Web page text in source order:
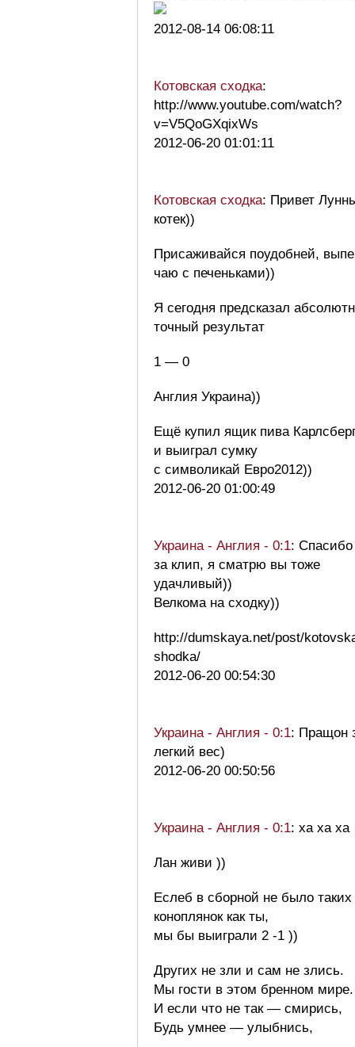
2012-08-14 06:08:11
Котовская сходка:
http://www.youtube.com/watch?
v=V5QoGXqixWs
2012-06-20 01:01:11
Котовская сходка: Привет
котек))
Присаживайся поудобней,
чаю с печеньками))
Я сегодня предсказал
точный результат
1 — 0
Англия Украина))
Ещё купил ящик пива
и выиграл сумку
с символикай Евро2012))
2012-06-20 01:00:49
Украина - Англия - 0:1: Спасибо
за клип, я сматрю вы тоже
удачливый))
Велкома на сходку))
http://dumskaya.net/post/
shodka/
2012-06-20 00:54:30
Украина - Англия - 0:1: Пращон
легкий вес)
2012-06-20 00:50:56
Украина - Англия - 0:1: ха ха ха
Лан живи ))
Еслеб в сборной не было таких
коноплянок как ты,
мы бы выиграли 2 -1 ))
Других не зли и сам не злись.
Мы гости в этом бренном мире.
И если что не так — смирись,
Будь умнее — улыбнись,